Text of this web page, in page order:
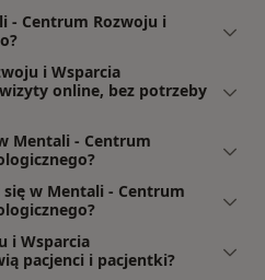
- Centrum Rozwoju i
i Wsparcia
online, bez potrzeby
Mentali - Centrum
w Mentali - Centrum
i Wsparcia
pacjenci i pacjentki?